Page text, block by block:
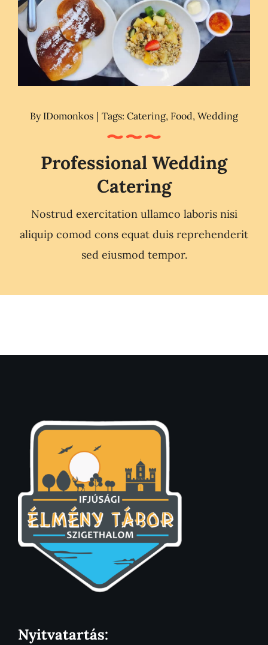
By IDomonkos | Tags: Catering, Food, Wedding
Professional Wedding
Catering
Nostrud exercitation ullamco laboris nisi
aliquip comod cons equat duis reprehenderit
sed eiusmod tempor.
Nyitvatartás: